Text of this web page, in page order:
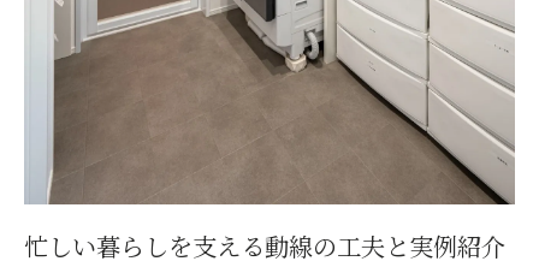
忙しい暮らしを支える動線の工夫と実例紹介